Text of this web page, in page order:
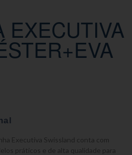
EXECUTIVA
Executiva Swissland conta com
práticos e de alta qualidade para